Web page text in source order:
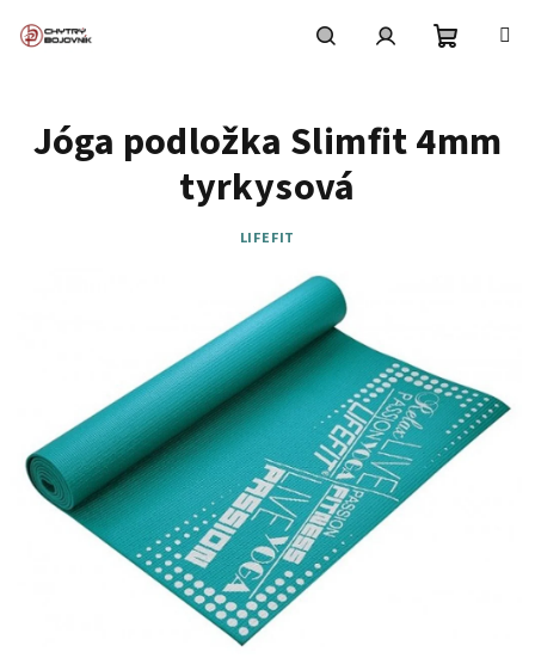
košík
Jóga podložka Slimfit 4mm
tyrkysová
LIFEFIT